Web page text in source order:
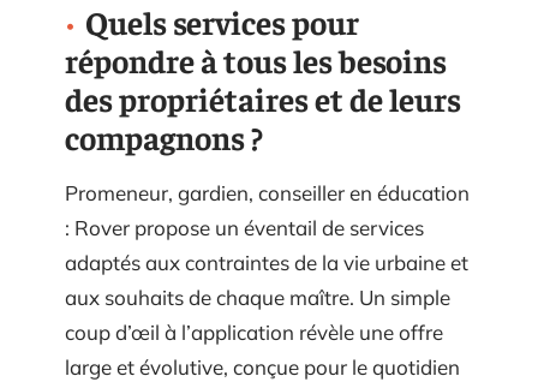
Quels services pour
répondre à tous les besoins
des propriétaires et de leurs
compagnons ?
Promeneur, gardien, conseiller en éducation
: Rover propose un éventail de services
adaptés aux contraintes de la vie urbaine et
aux souhaits de chaque maître. Un simple
coup d’œil à l’application révèle une offre
large et évolutive, conçue pour le quotidien